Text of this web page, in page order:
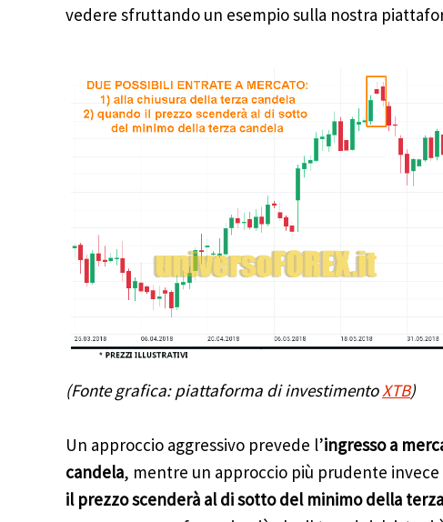
vedere sfruttando un esempio sulla nostra
(Fonte grafica: piattaforma di investimentoXTB)
Un approccio aggressivo prevede l’ingresso a
candela, mentre un approccio più prudente invece
il prezzo scenderà al di sotto del minimo della